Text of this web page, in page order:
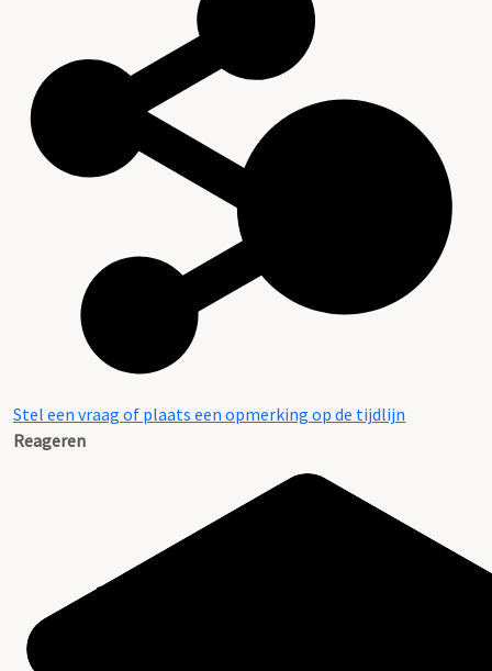
Stel een vraag of plaats een opmerking op de tijdlijn
Reageren